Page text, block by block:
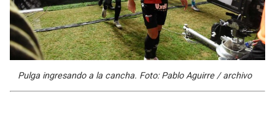
Pulga ingresando a la cancha. Foto: Pablo Aguirre / archivo